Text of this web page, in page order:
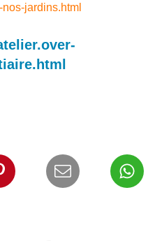
jardins.html